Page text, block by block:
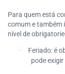
Para quem está
comum e também
nível de
·
Feriado: é
pode